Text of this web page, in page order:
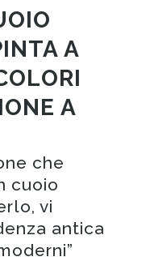
A
A
che
cuoio
vi
antica